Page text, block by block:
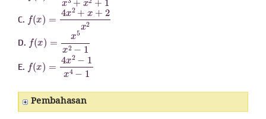
C. f(x = 2+x +2x 2
D. f(x)= 2−1
E. f(x = 2−1x4−
Pembahasan